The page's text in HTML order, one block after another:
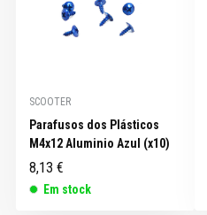
SCOOTER
Parafusos dos Plásticos
M4x12 Aluminio Azul (x10)
8,13 €
Em stock